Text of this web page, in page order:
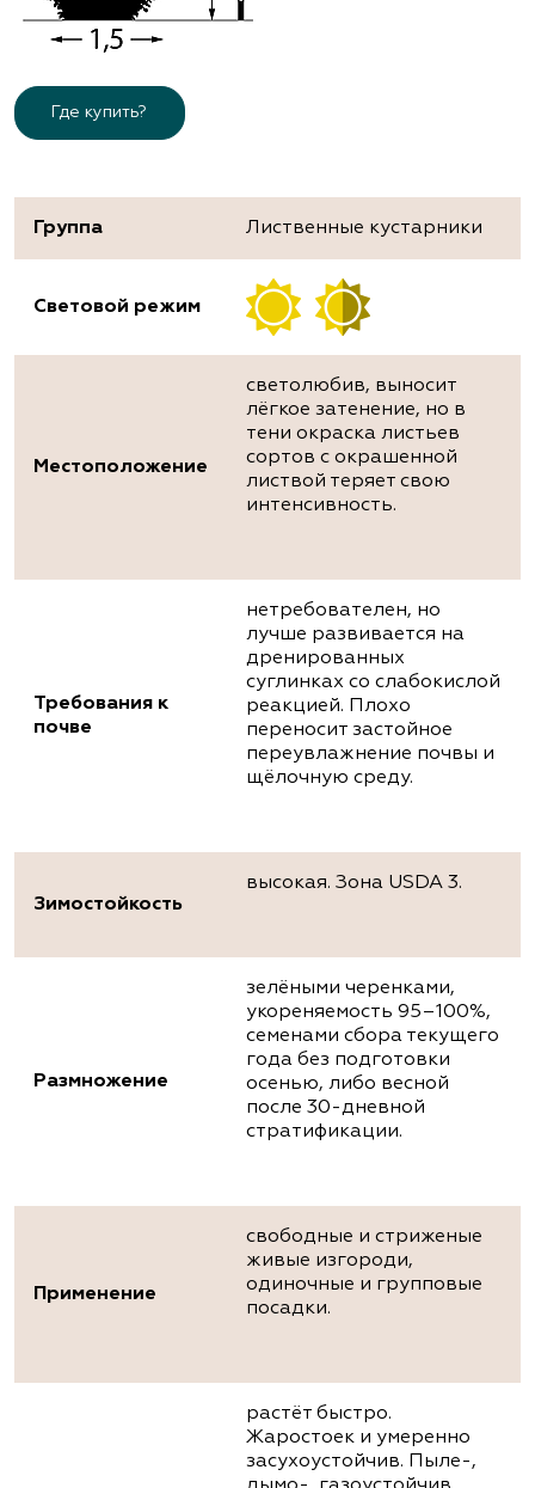
Где купить?
Группа Лиственные кустарники
Световой режим
Местоположение
светолюбив, выносит
лёгкое затенение, но в
тени окраска листьев
сортов с окрашенной
листвой теряет свою
интенсивность.
Требования к
почве
нетребователен, но
лучше развивается на
дренированных
суглинках со слабокислой
реакцией. Плохо
переносит застойное
переувлажнение почвы и
щёлочную среду.
Зимостойкость
высокая. Зона USDA 3.
Размножение
зелёными черенками,
укореняемость 95–100%,
семенами сбора текущего
года без подготовки
осенью, либо весной
после 30-дневной
стратификации.
Применение
свободные и стриженые
живые изгороди,
одиночные и групповые
посадки.
растёт быстро.
Жаростоек и умеренно
засухоустойчив. Пыле-,